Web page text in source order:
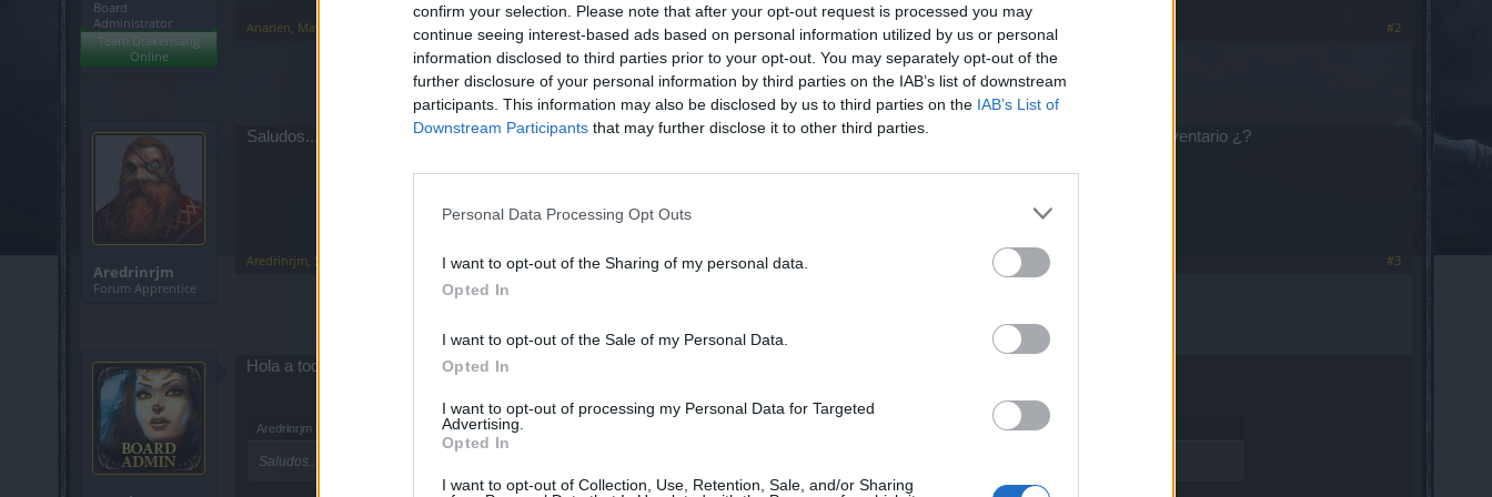
confirm your selection. Please note that after your opt-out request is processed you may
continue seeing interest-based ads based on personal information utilized by us or personal
information disclosed to third parties prior to your opt-out. You may separately opt-out of the
further disclosure of your personal information by third parties on the IAB’s list of downstream
participants. This information may also be disclosed by us to third parties on the IAB’s List of
Downstream Participants that may further disclose it to other third parties.
Personal Data Processing Opt Outs
I want to opt-out of the Sharing of my personal data.
Opted In
I want to opt-out of the Sale of my Personal Data.
Opted In
I want to opt-out of processing my Personal Data for Targeted
Advertising.
Opted In
I want to opt-out of Collection, Use, Retention, Sale, and/or Sharing
Board
Administrator
Team Drakensang
Online
Anarien, May 13, 2020 #2
Aredrinrjm
Forum Apprentice
Saludos... he recogido esta mañana cuatro cubos misterios gracias al drop de un premiun semanal.... y no me aparecen en el inventario ¿?
Aredrinrjm, Sep 19, 2020 #3
Hola a todos,
Aredrinrjm said:
Saludos... he recogido esta mañana cuatro cubos misterios gracias al drop de un premiun semanal.... y no me aparecen en el inventario ¿?